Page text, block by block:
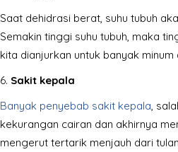
Saat dehidrasi berat, suhu tubuh
Semakin tinggi suhu tubuh, maka
kita dianjurkan untuk banyak
6. Sakit kepala
Banyak penyebab sakit kepala,
kekurangan cairan dan akhirnya
mengerut tertarik menjauh dari